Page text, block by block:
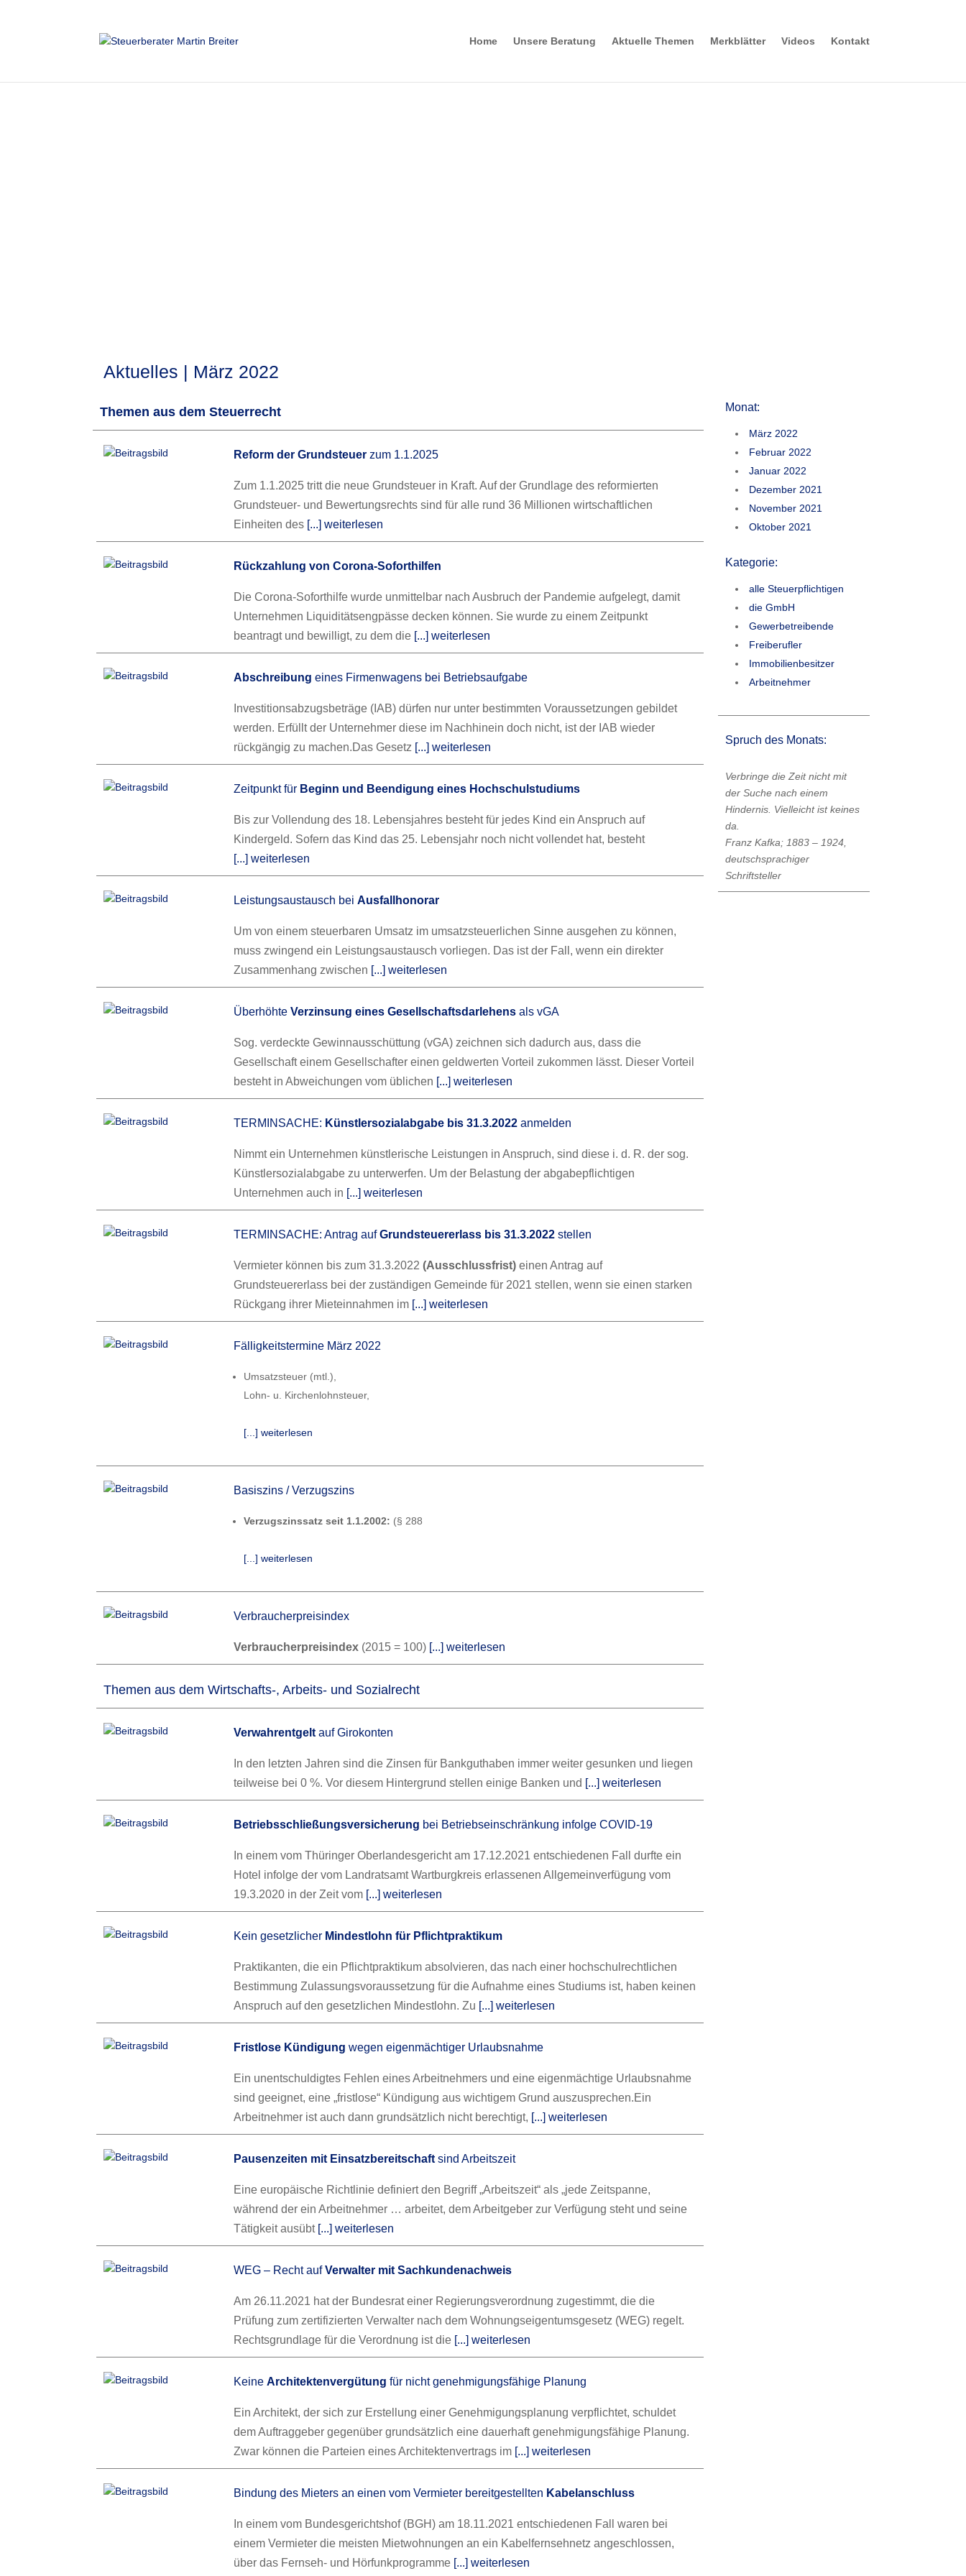
Home Unsere Beratung Aktuelle Themen Merkblätter Videos Kontakt
Aktuelles | März 2022
Themen aus dem Steuerrecht
Reform der Grundsteuer zum 1.1.2025
Zum 1.1.2025 tritt die neue Grundsteuer in Kraft. Auf der Grundlage des reformierten
Grundsteuer- und Bewertungsrechts sind für alle rund 36 Millionen wirtschaftlichen
Einheiten des [...] weiterlesen
Rückzahlung von Corona-Soforthilfen
Die Corona-Soforthilfe wurde unmittelbar nach Ausbruch der Pandemie aufgelegt, damit
Unternehmen Liquiditätsengpässe decken können. Sie wurde zu einem Zeitpunkt
beantragt und bewilligt, zu dem die [...] weiterlesen
Abschreibung eines Firmenwagens bei Betriebsaufgabe
Investitionsabzugsbeträge (IAB) dürfen nur unter bestimmten Voraussetzungen gebildet
werden. Erfüllt der Unternehmer diese im Nachhinein doch nicht, ist der IAB wieder
rückgängig zu machen.Das Gesetz [...] weiterlesen
Zeitpunkt für Beginn und Beendigung eines Hochschulstudiums
Bis zur Vollendung des 18. Lebensjahres besteht für jedes Kind ein Anspruch auf
Kindergeld. Sofern das Kind das 25. Lebensjahr noch nicht vollendet hat, besteht
[...] weiterlesen
Leistungsaustausch beiAusfallhonorar
Um von einem steuerbaren Umsatz im umsatzsteuerlichen Sinne ausgehen zu können,
muss zwingend ein Leistungsaustausch vorliegen. Das ist der Fall, wenn ein direkter
Zusammenhang zwischen [...] weiterlesen
ÜberhöhteVerzinsung eines Gesellschaftsdarlehens als vGA
Sog. verdeckte Gewinnausschüttung (vGA) zeichnen sich dadurch aus, dass die
Gesellschaft einem Gesellschafter einen geldwerten Vorteil zukommen lässt. Dieser Vorteil
besteht in Abweichungen vom üblichen [...] weiterlesen
TERMINSACHE: Künstlersozialabgabe bis 31.3.2022 anmelden
Nimmt ein Unternehmen künstlerische Leistungen in Anspruch, sind diese i. d. R. der sog.
Künstlersozialabgabe zu unterwerfen. Um der Belastung der abgabepflichtigen
Unternehmen auch in [...] weiterlesen
TERMINSACHE: Antrag aufGrundsteuererlass bis 31.3.2022 stellen
Vermieter können bis zum 31.3.2022(Ausschlussfrist)einen Antrag auf
Grundsteuererlass bei der zuständigen Gemeinde für 2021 stellen, wenn sie einen starken
Rückgang ihrer Mieteinnahmen im [...] weiterlesen
Fälligkeitstermine März 2022
Umsatzsteuer (mtl.),
Lohn- u. Kirchenlohnsteuer,
[...] weiterlesen
Basiszins / Verzugszins
Verzugszinssatz seit 1.1.2002: (§ 288
[...] weiterlesen
Verbraucherpreisindex
Verbraucherpreisindex (2015 = 100) [...] weiterlesen
Themen aus dem Wirtschafts-, Arbeits- und Sozialrecht
Verwahrentgelt auf Girokonten
In den letzten Jahren sind die Zinsen für Bankguthaben immer weiter gesunken und liegen
teilweise bei 0 %. Vor diesem Hintergrund stellen einige Banken und [...] weiterlesen
Betriebsschließungsversicherung bei Betriebseinschränkung infolge COVID-19
In einem vom Thüringer Oberlandesgericht am 17.12.2021 entschiedenen Fall durfte ein
Hotel infolge der vom Landratsamt Wartburgkreis erlassenen Allgemeinverfügung vom
19.3.2020 in der Zeit vom [...] weiterlesen
Kein gesetzlicher Mindestlohn für Pflichtpraktikum
Praktikanten, die ein Pflichtpraktikum absolvieren, das nach einer hochschulrechtlichen
Bestimmung Zulassungsvoraussetzung für die Aufnahme eines Studiums ist, haben keinen
Anspruch auf den gesetzlichen Mindestlohn. Zu [...] weiterlesen
Fristlose Kündigung wegen eigenmächtiger Urlaubsnahme
Ein unentschuldigtes Fehlen eines Arbeitnehmers und eine eigenmächtige Urlaubsnahme
sind geeignet, eine „fristlose“ Kündigung aus wichtigem Grund auszusprechen.Ein
Arbeitnehmer ist auch dann grundsätzlich nicht berechtigt, [...] weiterlesen
Pausenzeiten mit Einsatzbereitschaft sind Arbeitszeit
Eine europäische Richtlinie definiert den Begriff „Arbeitszeit“ als „jede Zeitspanne,
während der ein Arbeitnehmer … arbeitet, dem Arbeitgeber zur Verfügung steht und seine
Tätigkeit ausübt [...] weiterlesen
WEG – Recht aufVerwalter mit Sachkundenachweis
Am 26.11.2021 hat der Bundesrat einer Regierungsverordnung zugestimmt, die die
Prüfung zum zertifizierten Verwalter nach dem Wohnungseigentumsgesetz (WEG) regelt.
Rechtsgrundlage für die Verordnung ist die [...] weiterlesen
KeineArchitektenvergütung für nicht genehmigungsfähige Planung
Ein Architekt, der sich zur Erstellung einer Genehmigungsplanung verpflichtet, schuldet
dem Auftraggeber gegenüber grundsätzlich eine dauerhaft genehmigungsfähige Planung.
Zwar können die Parteien eines Architektenvertrags im [...] weiterlesen
Bindung des Mieters an einen vom Vermieter bereitgestellten Kabelanschluss
In einem vom Bundesgerichtshof (BGH) am 18.11.2021 entschiedenen Fall waren bei
einem Vermieter die meisten Mietwohnungen an ein Kabelfernsehnetz angeschlossen,
über das Fernseh- und Hörfunkprogramme [...] weiterlesen
Monat:
März 2022
Februar 2022
Januar 2022
Dezember 2021
November 2021
Oktober 2021
Kategorie:
alle Steuerpflichtigen
die GmbH
Gewerbetreibende
Freiberufler
Immobilienbesitzer
Arbeitnehmer
Spruch des Monats:
Verbringe die Zeit nicht mit
der Suche nach einem
Hindernis. Vielleicht ist keines
da.
Franz Kafka; 1883 – 1924,
deutschsprachiger
Schriftsteller